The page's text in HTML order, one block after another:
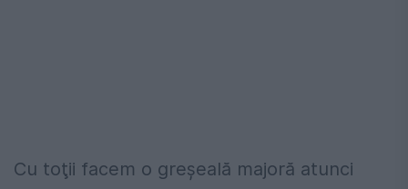
Cu toţii facem o greșeală majoră atunci